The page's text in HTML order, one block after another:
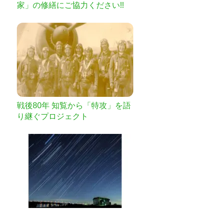
家」の修繕にご協力ください!!
戦後80年 知覧から「特攻」を語
り継ぐプロジェクト